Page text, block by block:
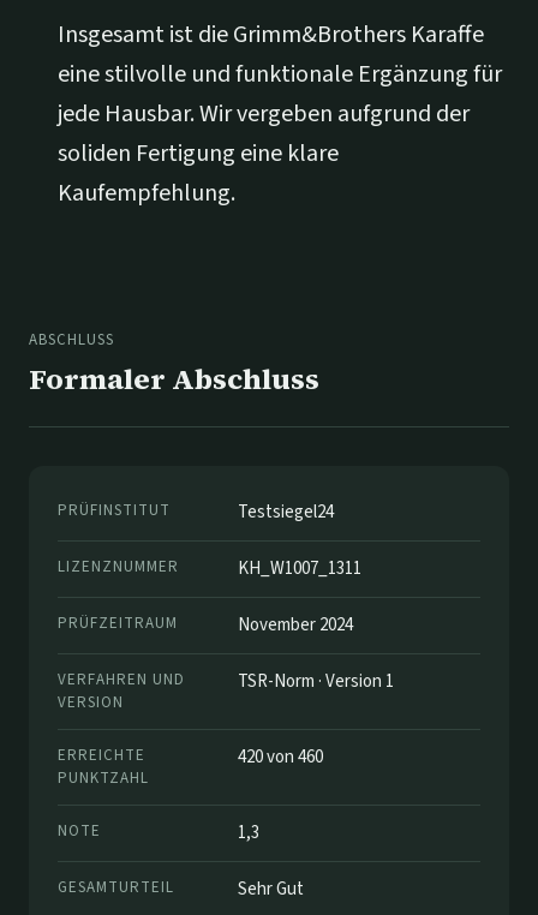
Insgesamt ist die Grimm&Brothers Karaffe
eine stilvolle und funktionale Ergänzung für
jede Hausbar. Wir vergeben aufgrund der
soliden Fertigung eine klare
Kaufempfehlung.
ABSCHLUSS
Formaler Abschluss
PRÜFINSTITUT Testsiegel24
LIZENZNUMMER KH_W1007_1311
PRÜFZEITRAUM November 2024
VERFAHREN UND
VERSION
TSR-Norm · Version 1
ERREICHTE
PUNKTZAHL
420 von 460
NOTE 1,3
GESAMTURTEIL Sehr Gut